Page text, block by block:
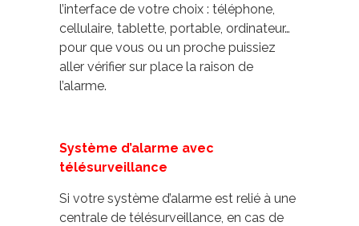
l’interface de votre choix : téléphone,
cellulaire, tablette, portable, ordinateur…
pour que vous ou un proche puissiez
aller vérifier sur place la raison de
l’alarme.
Système d’alarme avec
télésurveillance
Si votre système d’alarme est relié à une
centrale de télésurveillance, en cas de